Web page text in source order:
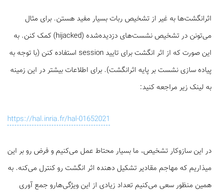
اثرانگشت‌ها به غیر از تشخیص ربات بسیار مفید هستن. برای مثال
می‌تونن در تشخیص نشست‌های دزدیده‌شده (hijacked) کمک کنن. به
این صورت که از اثر انگشت برای تایید session استفاده کنن (با توجه به
پیاده سازی نشست بر پایه اثرانگشت‌). برای اطلاعات بیشتر در این زمینه
به لینک زیر مراجعه کنید:
https://hal.inria.fr/hal-01652021
در این سازوکار تشخیص، ما بسیار محتاط عمل می‌کنیم و فرض رو بر این
میذاریم که مهاجم مقادیر تشکیل دهنده اثر انگشت رو کنترل می‌کنه. به
همین منظور سعی می‌کنیم تعداد زیادی از این ویژگی‌هارو جمع آوری